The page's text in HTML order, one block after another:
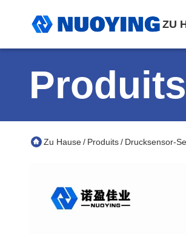
ZU
Produits
Zu Hause/ Produits/ Drucksensor-